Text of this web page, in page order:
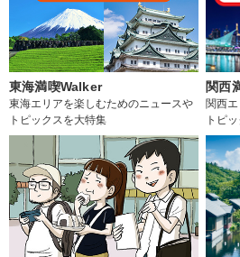
東海満喫Walker
東海エリアを楽しむためのニュースや
トピックスを大特集
関西
関西
トピ